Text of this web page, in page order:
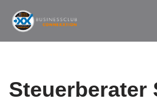
Zum
Steuerberater